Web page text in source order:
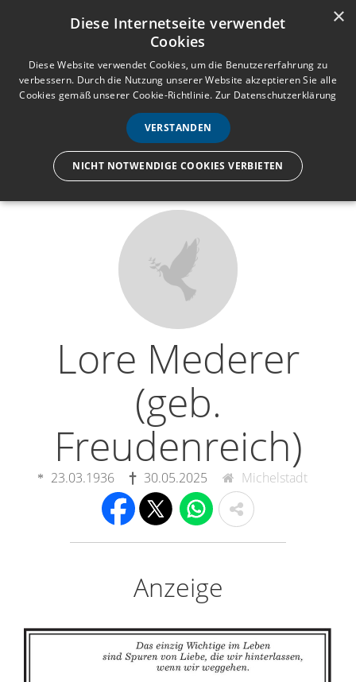
Anmelden Registrieren
e
n
ü
Wir lassen nur die Hand los,
Lore Mederer
(geb.
Freudenreich)
23.03.1936 30.05.2025 Michelstadt
Anzeige
×
Diese Internetseite verwendet
Cookies
Diese Website verwendet Cookies, um die Benutzererfahrung zu
verbessern. Durch die Nutzung unserer Website akzeptieren Sie alle
Cookies gemäß unserer Cookie-Richtlinie. Zur Datenschutzerklärung
VERSTANDEN
NICHT NOTWENDIGE COOKIES VERBIETEN